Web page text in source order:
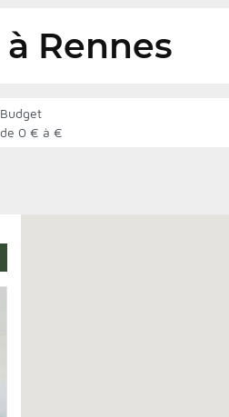
Rennes
Budget
de 0 € à €